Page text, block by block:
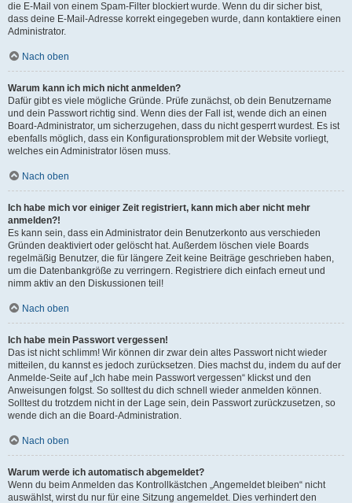
die E-Mail von einem Spam-Filter blockiert wurde. Wenn du dir sicher bist,
dass deine E-Mail-Adresse korrekt eingegeben wurde, dann kontaktiere einen
Administrator.
Nach oben
Warum kann ich mich nicht anmelden?
Dafür gibt es viele mögliche Gründe. Prüfe zunächst, ob dein Benutzername
und dein Passwort richtig sind. Wenn dies der Fall ist, wende dich an einen
Board-Administrator, um sicherzugehen, dass du nicht gesperrt wurdest. Es ist
ebenfalls möglich, dass ein Konfigurationsproblem mit der Website vorliegt,
welches ein Administrator lösen muss.
Nach oben
Ich habe mich vor einiger Zeit registriert, kann mich aber nicht mehr
anmelden?!
Es kann sein, dass ein Administrator dein Benutzerkonto aus verschieden
Gründen deaktiviert oder gelöscht hat. Außerdem löschen viele Boards
regelmäßig Benutzer, die für längere Zeit keine Beiträge geschrieben haben,
um die Datenbankgröße zu verringern. Registriere dich einfach erneut und
nimm aktiv an den Diskussionen teil!
Nach oben
Ich habe mein Passwort vergessen!
Das ist nicht schlimm! Wir können dir zwar dein altes Passwort nicht wieder
mitteilen, du kannst es jedoch zurücksetzen. Dies machst du, indem du auf der
Anmelde-Seite auf „Ich habe mein Passwort vergessen“ klickst und den
Anweisungen folgst. So solltest du dich schnell wieder anmelden können.
Solltest du trotzdem nicht in der Lage sein, dein Passwort zurückzusetzen, so
wende dich an die Board-Administration.
Nach oben
Warum werde ich automatisch abgemeldet?
Wenn du beim Anmelden das Kontrollkästchen „Angemeldet bleiben“ nicht
auswählst, wirst du nur für eine Sitzung angemeldet. Dies verhindert den